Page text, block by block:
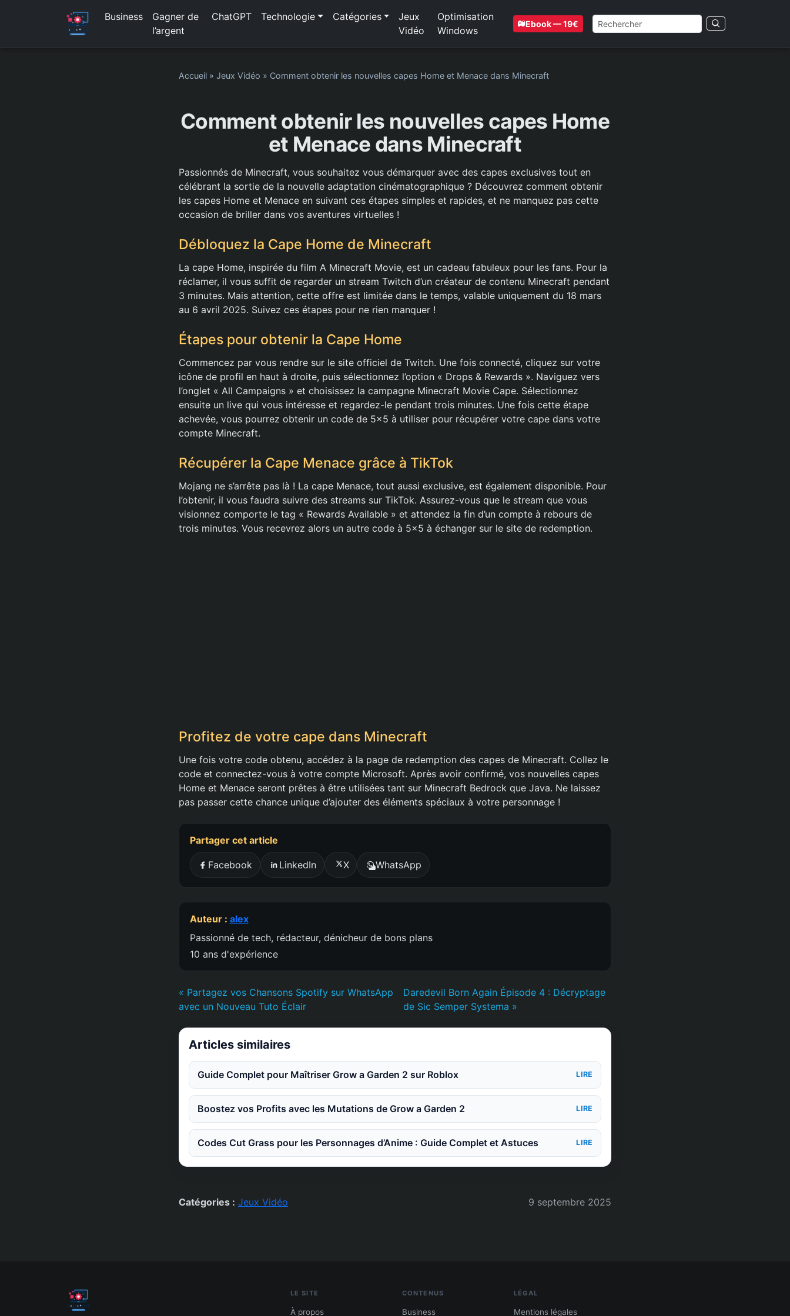
Business
Gagner de
l’argent
ChatGPT Technologie Catégories
Jeux
Vidéo
Optimisation
Windows
Ebook — 19€
Accueil » Jeux Vidéo » Comment obtenir les nouvelles capes Home et Menace dans Minecraft
Comment obtenir les nouvelles capes Home
et Menace dans Minecraft
Passionnés de Minecraft, vous souhaitez vous démarquer avec des capes exclusives tout en
célébrant la sortie de la nouvelle adaptation cinématographique ? Découvrez comment obtenir
les capes Home et Menace en suivant ces étapes simples et rapides, et ne manquez pas cette
occasion de briller dans vos aventures virtuelles !
Débloquez la Cape Home de Minecraft
La cape Home, inspirée du film A Minecraft Movie, est un cadeau fabuleux pour les fans. Pour la
réclamer, il vous suffit de regarder un stream Twitch d’un créateur de contenu Minecraft pendant
3 minutes. Mais attention, cette offre est limitée dans le temps, valable uniquement du 18 mars
au 6 avril 2025. Suivez ces étapes pour ne rien manquer !
Étapes pour obtenir la Cape Home
Commencez par vous rendre sur le site officiel de Twitch. Une fois connecté, cliquez sur votre
icône de profil en haut à droite, puis sélectionnez l’option « Drops & Rewards ». Naviguez vers
l’onglet « All Campaigns » et choisissez la campagne Minecraft Movie Cape. Sélectionnez
ensuite un live qui vous intéresse et regardez-le pendant trois minutes. Une fois cette étape
achevée, vous pourrez obtenir un code de 5×5 à utiliser pour récupérer votre cape dans votre
compte Minecraft.
Récupérer la Cape Menace grâce à TikTok
Mojang ne s’arrête pas là ! La cape Menace, tout aussi exclusive, est également disponible. Pour
l’obtenir, il vous faudra suivre des streams sur TikTok. Assurez-vous que le stream que vous
visionnez comporte le tag « Rewards Available » et attendez la fin d’un compte à rebours de
trois minutes. Vous recevrez alors un autre code à 5×5 à échanger sur le site de redemption.
Profitez de votre cape dans Minecraft
Une fois votre code obtenu, accédez à la page de redemption des capes de Minecraft. Collez le
code et connectez-vous à votre compte Microsoft. Après avoir confirmé, vos nouvelles capes
Home et Menace seront prêtes à être utilisées tant sur Minecraft Bedrock que Java. Ne laissez
pas passer cette chance unique d’ajouter des éléments spéciaux à votre personnage !
Partager cet article
Facebook LinkedIn X WhatsApp
Auteur : alex
Passionné de tech, rédacteur, dénicheur de bons plans
10 ans d'expérience
« Partagez vos Chansons Spotify sur WhatsApp
avec un Nouveau Tuto Éclair
Daredevil Born Again Épisode 4 : Décryptage
de Sic Semper Systema »
Articles similaires
Guide Complet pour Maîtriser Grow a Garden 2 sur Roblox LIRE
Boostez vos Profits avec les Mutations de Grow a Garden 2 LIRE
Codes Cut Grass pour les Personnages d’Anime : Guide Complet et Astuces LIRE
Catégories : Jeux Vidéo 9 septembre 2025
LE SITE
À propos
CONTENUS
Business
LÉGAL
Mentions légales